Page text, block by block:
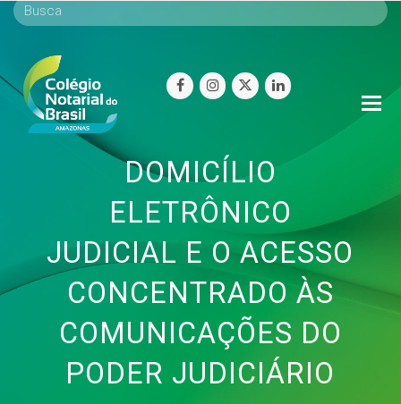
facebookinstagram
twitterlinkedin
DOMICÍLIO
ELETRÔNICO
JUDICIAL E O ACESSO
CONCENTRADO ÀS
COMUNICAÇÕES DO
PODER JUDICIÁRIO